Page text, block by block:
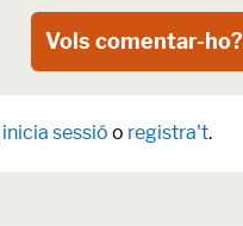
Vols comentar-ho?
inicia sessió o registra't.